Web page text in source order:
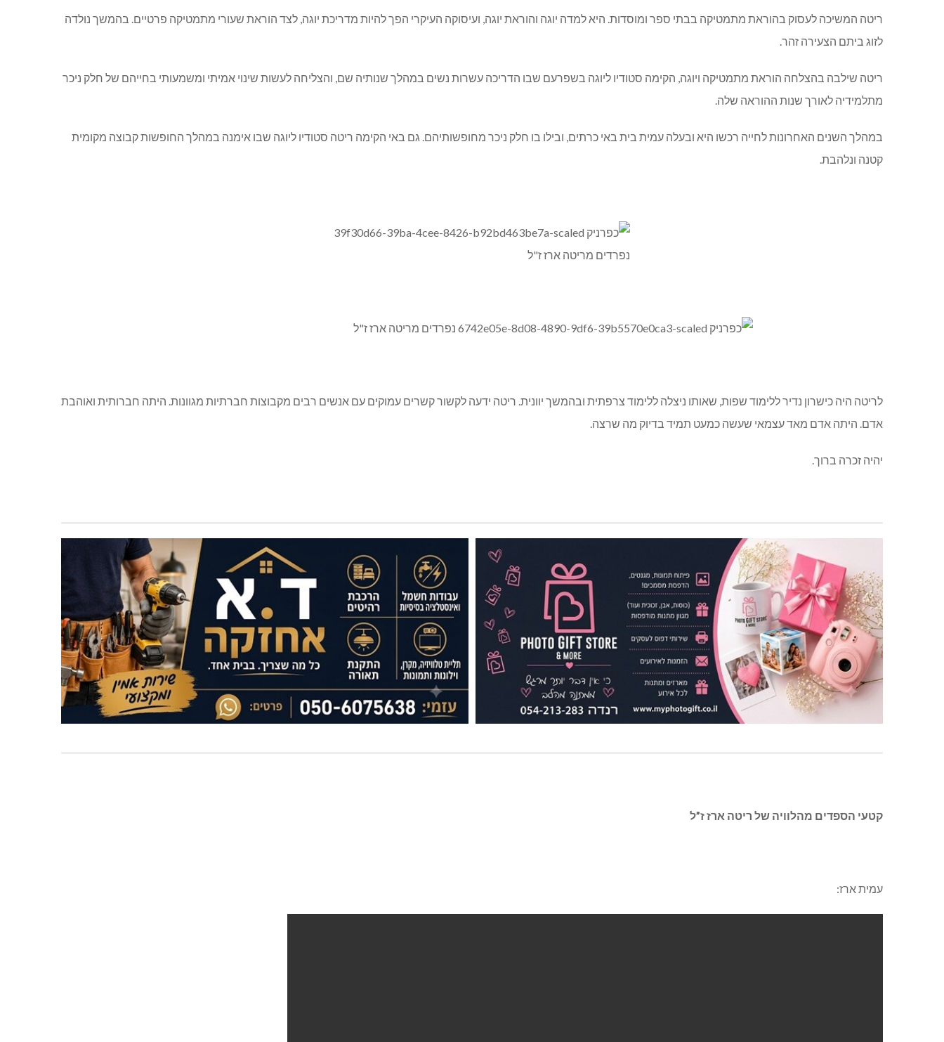
ריטה המשיכה לעסוק בהוראת מתמטיקה בבתי ספר ומוסדות. היא למדה יוגה והוראת יוגה, ועיסוקה העיקרי הפך להיות מדריכת יוגה, לצד הוראת שעורי מתמטיקה פרטיים. בהמשך נולדה
לזוג ביתם הצעירה זהר.
ריטה שילבה בהצלחה הוראת מתמטיקה ויוגה, הקימה סטודיו ליוגה בשפרעם שבו הדריכה עשרות נשים במהלך שנותיה שם, והצליחה לעשות שינוי אמיתי ומשמעותי בחייהם של חלק ניכר
מתלמידיה לאורך שנות ההוראה שלה.
במהלך השנים האחרונות לחייה רכשו היא ובעלה עמית בית באי כרתים, ובילו בו חלק ניכר מחופשותיהם. גם באי הקימה ריטה סטודיו ליוגה שבו אימנה במהלך החופשות קבוצה מקומית
קטנה ונלהבת.
לריטה היה כישרון נדיר ללימוד שפות, שאותו ניצלה ללימוד צרפתית ובהמשך יוונית. ריטה ידעה לקשור קשרים עמוקים עם אנשים רבים מקבוצות חברתיות מגוונות. היתה חברותית ואוהבת
אדם. היתה אדם מאד עצמאי שעשה כמעט תמיד בדיוק מה שרצה.
יהיה זכרה ברוך.
קטעי הספדים מהלוויה של ריטה ארז ז”ל
עמית ארז: